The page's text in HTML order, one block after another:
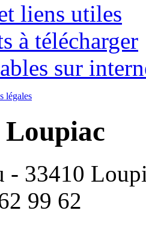
liens utiles
à télécharger
sur
légales
- 33410
99 62